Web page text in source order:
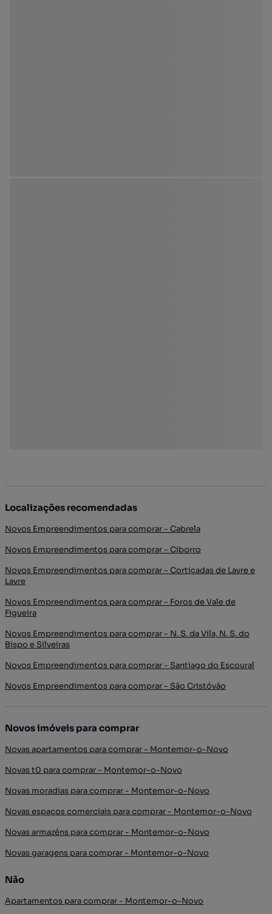
Localizações recomendadas
Novos Empreendimentos para comprar - Cabrela
Novos Empreendimentos para comprar - Ciborro
Novos Empreendimentos para comprar - Cortiçadas de Lavre e
Lavre
Novos Empreendimentos para comprar - Foros de Vale de
Figueira
Novos Empreendimentos para comprar - N. S. da Vila, N. S. do
Bispo e Silveiras
Novos Empreendimentos para comprar - Santiago do Escoural
Novos Empreendimentos para comprar - São Cristóvão
Novos imóveis para comprar
Novas apartamentos para comprar - Montemor-o-Novo
Novas t0 para comprar - Montemor-o-Novo
Novas moradias para comprar - Montemor-o-Novo
Novas espaços comerciais para comprar - Montemor-o-Novo
Novas armazéns para comprar - Montemor-o-Novo
Novas garagens para comprar - Montemor-o-Novo
Não
Apartamentos para comprar - Montemor-o-Novo